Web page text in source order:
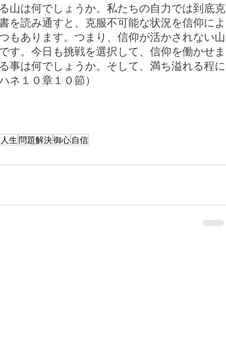
山は何でしょうか。私たちの自力では到底克
を読み通すと、克服不可能な状況を信仰によ
もあります。つまり、信仰が活かされない山
す。今日も挑戦を選択して、信仰を働かせま
事は何でしょうか。そして、満ち溢れる程に
ネ１０章１０節）
生 問題解決御心 自信